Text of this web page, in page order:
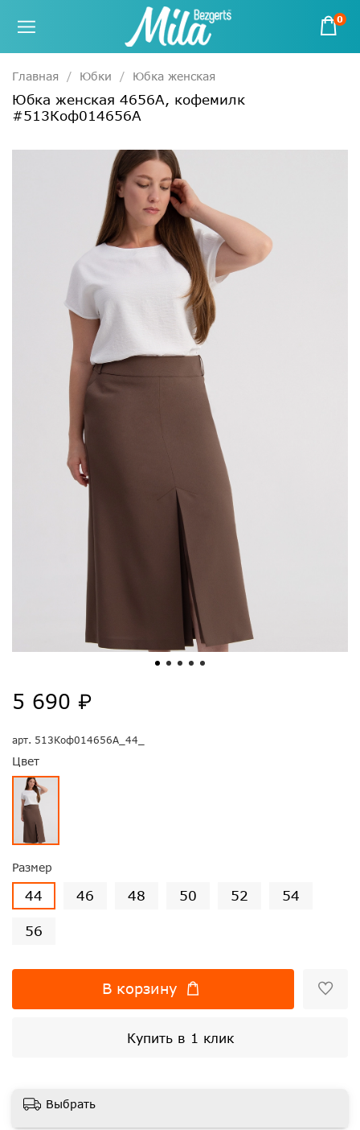
0
Главная Юбки Юбка женская
Юбка женская 4656А, кофемилк
#513Коф014656А
арт. 513Коф014656А_44_
Цвет
Размер
44 46 48 50 52 54
56
5 690 ₽
В корзину
Купить в 1 клик
Выбрать